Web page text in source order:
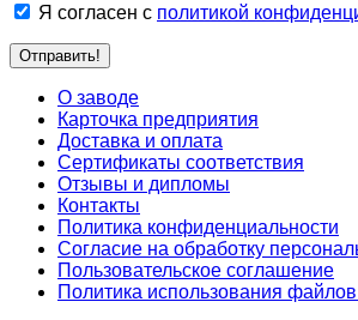
Я согласен с политикой
О заводе
Карточка предприятия
Доставка и оплата
Сертификаты соответствия
Отзывы и дипломы
Контакты
Политика конфиденциальности
Согласие на обработку
Пользовательское соглашение
Политика использования